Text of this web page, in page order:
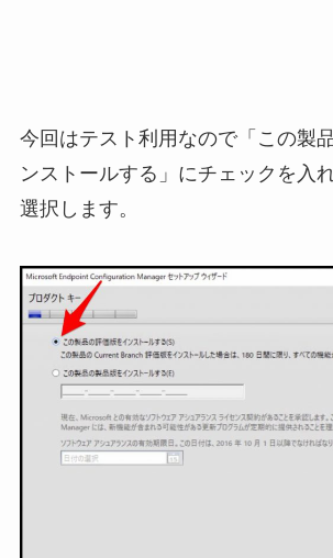
今回はテスト利用なので「この製
ンストールする」にチェックを入
選択します。